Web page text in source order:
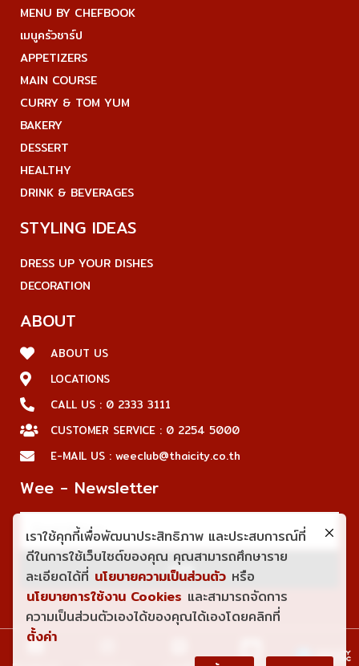
MENU BY CHEFBOOK
เมนูครัวชาร์ป
APPETIZERS
MAIN COURSE
CURRY & TOM YUM
BAKERY
DESSERT
HEALTHY
DRINK & BEVERAGES
STYLING IDEAS
DRESS UP YOUR DISHES
DECORATION
ABOUT
ABOUT US
LOCATIONS
CALL US : 0 2333 3111
CUSTOMER SERVICE : 0 2254 5000
E-MAIL US : weeclub@thaicity.co.th
Wee - Newsletter
JOIN
เราใช้คุกกี้เพื่อพัฒนาประสิทธิภาพ และประสบการณ์ที่
ดีในการใช้เว็บไซต์ของคุณ คุณสามารถศึกษาราย
ละเอียดได้ที่ นโยบายความเป็นส่วนตัว หรือ
นโยบายการใช้งาน Cookies และสามารถจัดการ
ความเป็นส่วนตัวเองได้ของคุณได้เองโดยคลิกที่
ตั้งค่า